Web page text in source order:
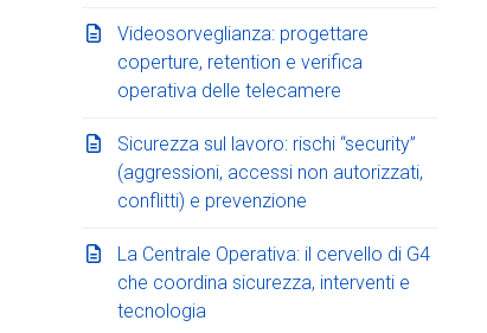
Videosorveglianza: progettare
coperture, retention e verifica
operativa delle telecamere
Sicurezza sul lavoro: rischi “security”
(aggressioni, accessi non autorizzati,
conflitti) e prevenzione
La Centrale Operativa: il cervello di G4
che coordina sicurezza, interventi e
tecnologia